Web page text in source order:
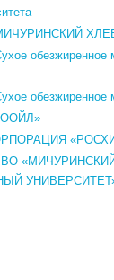
обезжиренное
обезжиренное